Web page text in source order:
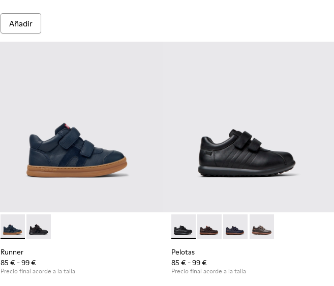
Añadir
Runner - K900384-001 - Zapatillas azules de piel y nobuk para niños.
Runner - K900384-002
Runner
85 € - 99 €
Precio final acorde a la talla
Pelotas - 80353-009 - Zapatos negros de
Pelotas - 80353-044 - Zapatos
Pelotas - 80353-043
Pelotas - 80353-037
Pelotas
85 € - 99 €
Precio final acorde a la talla